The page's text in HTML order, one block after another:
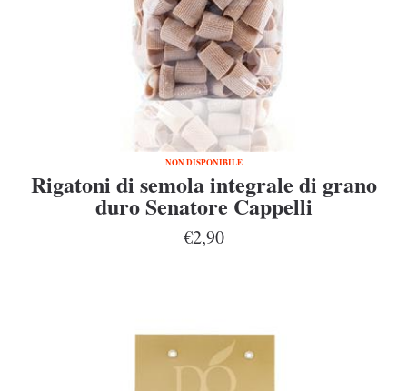
NON DISPONIBILE
Rigatoni di semola integrale di grano
duro Senatore Cappelli
€2,90